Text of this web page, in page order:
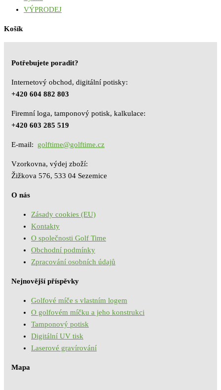
VÝPRODEJ
Košík
Potřebujete poradit?
Internetový obchod, digitální potisky:
+420 604 882 803
Firemní loga, tamponový potisk, kalkulace:
+420 603 285 519
E-mail: golftime@golftime.cz
Vzorkovna, výdej zboží:
Žižkova 576, 533 04 Sezemice
O nás
Zásady cookies (EU)
Kontakty
O společnosti Golf Time
Obchodní podmínky
Zpracování osobních údajů
Nejnovější příspěvky
Golfové míče s vlastním logem
O golfovém míčku a jeho konstrukci
Tamponový potisk
Digitální UV tisk
Laserové gravírování
Mapa